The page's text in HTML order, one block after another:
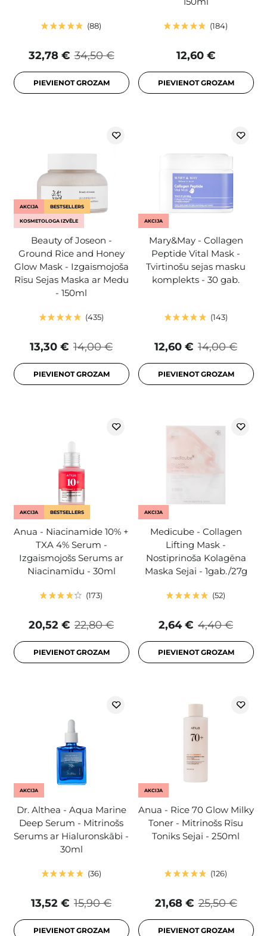
88
34,50 €
32,78 €
PIEVIENOT GROZAM
184
12,60 €
PIEVIENOT GROZAM
AKCIJA BESTSELLERS
KOSMETOLOGA IZVĒLE
Beauty of Joseon -
Ground Rice and Honey
Glow Mask - Izgaismojoša
Rīsu Sejas Maska ar Medu
- 150ml
435
14,00 €
13,30 €
PIEVIENOT GROZAM
AKCIJA
Mary&May - Collagen
Peptide Vital Mask -
Tvirtinošu sejas masku
komplekts - 30 gab.
143
14,00 €
12,60 €
PIEVIENOT GROZAM
AKCIJA BESTSELLERS
Anua - Niacinamide 10% +
TXA 4% Serum -
Izgaismojošs Serums ar
Niacinamīdu - 30ml
173
22,80 €
20,52 €
PIEVIENOT GROZAM
AKCIJA
Medicube - Collagen
Lifting Mask -
Nostiprinoša Kolagēna
Maska Sejai - 1gab./27g
52
4,40 €
2,64 €
PIEVIENOT GROZAM
AKCIJA
Dr. Althea - Aqua Marine
Deep Serum - Mitrinošs
Serums ar Hialuronskābi -
30ml
36
15,90 €
13,52 €
PIEVIENOT GROZAM
AKCIJA
Anua - Rice 70 Glow Milky
Toner - Mitrinošs Rīsu
Toniks Sejai - 250ml
126
25,50 €
21,68 €
PIEVIENOT GROZAM